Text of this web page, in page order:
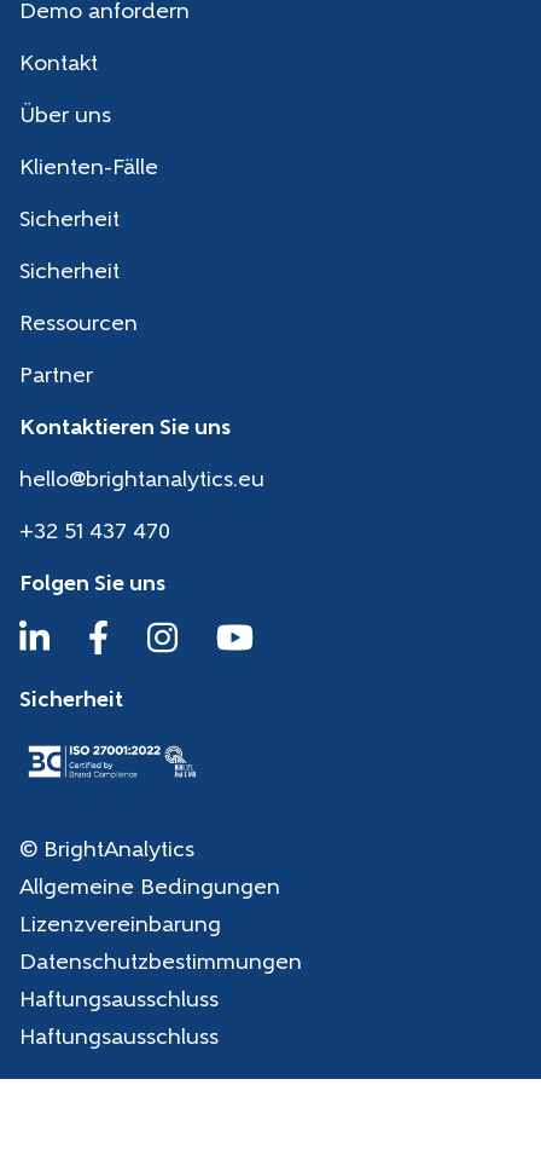
Demo anfordern
Kontakt
Über uns
Klienten-Fälle
Sicherheit
Sicherheit
Ressourcen
Partner
Kontaktieren Sie uns
hello@brightanalytics.eu
+32 51 437 470
Folgen Sie uns
Sicherheit
© BrightAnalytics
Allgemeine Bedingungen
Lizenzvereinbarung
Datenschutzbestimmungen
Haftungsausschluss
Haftungsausschluss